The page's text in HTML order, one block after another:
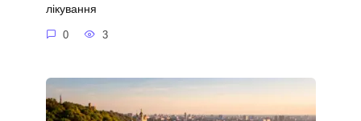
лікування
0 3